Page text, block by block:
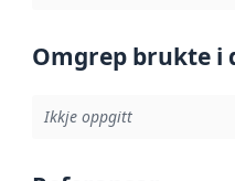
Omgrep brukte i
Ikkje oppgitt